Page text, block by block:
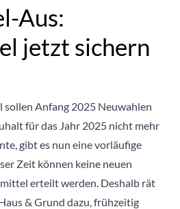
Aus:
jetzt sichern
sollen Anfang 2025 Neuwahlen
für das Jahr 2025 nicht mehr
gibt es nun eine vorläufige
Zeit können keine neuen
erteilt werden. Deshalb rät
& Grund dazu, frühzeitig